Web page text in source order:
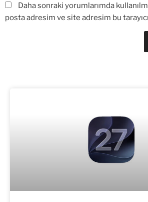
Daha sonraki yorumlarımda
posta adresim ve site adresim bu